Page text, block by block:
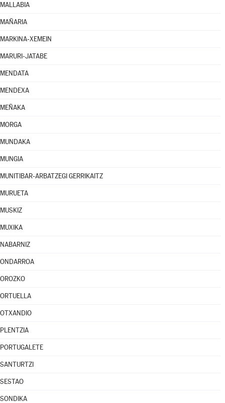
MALLABIA
MAÑARIA
MARKINA-XEMEIN
MARURI-JATABE
MENDATA
MENDEXA
MEÑAKA
MORGA
MUNDAKA
MUNGIA
MUNITIBAR-ARBATZEGI GERRIKAITZ
MURUETA
MUSKIZ
MUXIKA
NABARNIZ
ONDARROA
OROZKO
ORTUELLA
OTXANDIO
PLENTZIA
PORTUGALETE
SANTURTZI
SESTAO
SONDIKA